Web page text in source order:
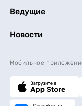
Ведущие
Новости
Мобильное